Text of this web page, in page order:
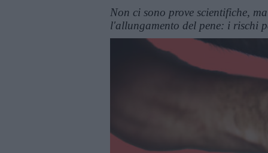
Non ci sono prove scientifiche,
l'allungamento del pene: i rischi